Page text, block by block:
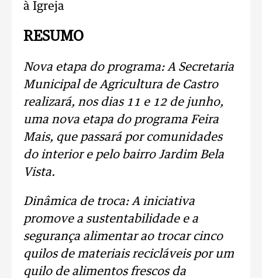
à Igreja
RESUMO
Nova etapa do programa: A Secretaria
Municipal de Agricultura de Castro
realizará, nos dias 11 e 12 de junho,
uma nova etapa do programa Feira
Mais, que passará por comunidades
do interior e pelo bairro Jardim Bela
Vista.
Dinâmica de troca: A iniciativa
promove a sustentabilidade e a
segurança alimentar ao trocar cinco
quilos de materiais recicláveis por um
quilo de alimentos frescos da